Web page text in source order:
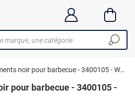
Porte condiments noir pour barbecue - 3400105 - WEBER
pour barbecue - 3400105 -